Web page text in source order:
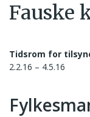
Fauske
Tidsrom for
2.2.16 – 4.5.16